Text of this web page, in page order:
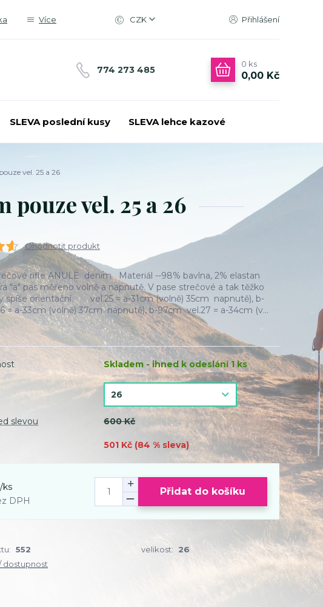
Více CZK Přihlášení
774 273 485
0 ks
0,00 Kč
SLEVA poslední kusy SLEVA lehce kazové
vel. 25 a 26
vel. 25 a 26
Ohodnotit produkt
rifle ANULE denim Materiál --98% bavlna, 2% elastan
"a" pas měřeno volně a napnutě. V pase strečové a tak těžko
spíše orientační. vel.25 = a-31cm (volně) 35cm napnutě), b-
= a-33cm (volně) 37cm napnutě), b-97cm vel.27 = a-34cm (v...
Skladem - ihned k odeslání 1 ks
slevou 600 Kč
501 Kč (84 % sleva)
/ks
DPH
Přidat do košíku
552 velikost:
26
dostupnost